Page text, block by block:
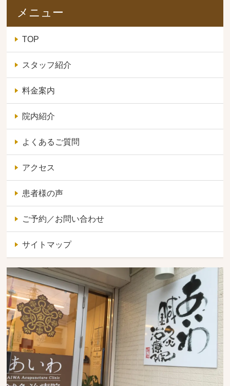
メニュー
TOP
スタッフ紹介
料金案内
院内紹介
よくあるご質問
アクセス
患者様の声
ご予約／お問い合わせ
サイトマップ